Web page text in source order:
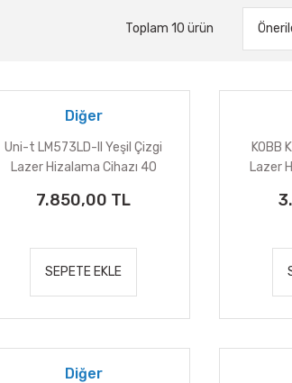
Toplam 10 ürün
Diğer
Uni-t LM573LD-II Yeşil Çizgi
Lazer Hizalama Cihazı 40
7.850,00 TL
SEPETE EKLE
KOBB
Lazer
Diğer